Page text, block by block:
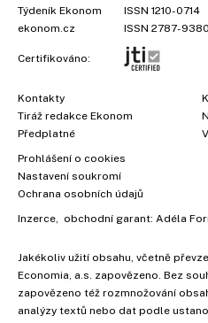
Týdeník Ekonom
ISSN 1210-0714
ekonom.cz
ISSN 2787-9380
Certifikováno:
Kontakty
Tiráž redakce Ekonom
Předplatné
Prohlášení o cookies
Nastavení soukromí
Ochrana osobních údajů
Inzerce, obchodní garant: Adéla
Jakékoliv užití obsahu, včetně
Economia, a.s. zapovězeno. Bez
zapovězeno též rozmnožování
analýzy textů nebo dat podle